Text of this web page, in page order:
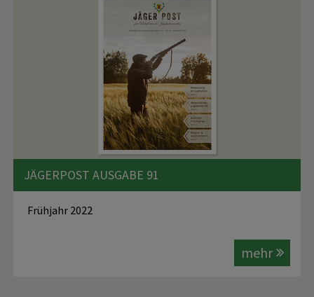
JÄGERPOST AUSGABE 91
Frühjahr 2022
mehr